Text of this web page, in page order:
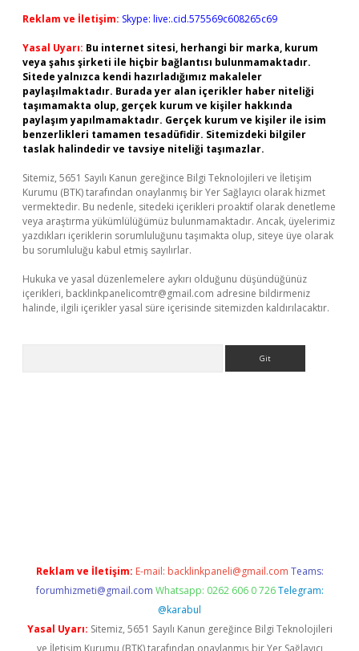
Reklam ve İletişim: Skype: live:.cid.575569c608265c69
Yasal Uyarı: Bu internet sitesi, herhangi bir marka, kurum
veya şahıs şirketi ile hiçbir bağlantısı bulunmamaktadır.
Sitede yalnızca kendi hazırladığımız makaleler
paylaşılmaktadır. Burada yer alan içerikler haber niteliği
taşımamakta olup, gerçek kurum ve kişiler hakkında
paylaşım yapılmamaktadır. Gerçek kurum ve kişiler ile isim
benzerlikleri tamamen tesadüfidir. Sitemizdeki bilgiler
taslak halindedir ve tavsiye niteliği taşımazlar.
Sitemiz, 5651 Sayılı Kanun gereğince Bilgi Teknolojileri ve İletişim
Kurumu (BTK) tarafından onaylanmış bir Yer Sağlayıcı olarak hizmet
vermektedir. Bu nedenle, sitedeki içerikleri proaktif olarak denetleme
veya araştırma yükümlülüğümüz bulunmamaktadır. Ancak, üyelerimiz
yazdıkları içeriklerin sorumluluğunu taşımakta olup, siteye üye olarak
bu sorumluluğu kabul etmiş sayılırlar.
Hukuka ve yasal düzenlemelere aykırı olduğunu düşündüğünüz
içerikleri, backlinkpanelicomtr@gmail.com adresine bildirmeniz
halinde, ilgili içerikler yasal süre içerisinde sitemizden kaldırılacaktır.
Reklam ve İletişim: E-mail: backlinkpaneli@gmail.com Teams:
forumhizmeti@gmail.com Whatsapp: 0262 606 0 726 Telegram:
@karabul
Yasal Uyarı: Sitemiz, 5651 Sayılı Kanun gereğince Bilgi Teknolojileri
ve İletişim Kurumu (BTK) tarafından onaylanmış bir Yer Sağlayıcı